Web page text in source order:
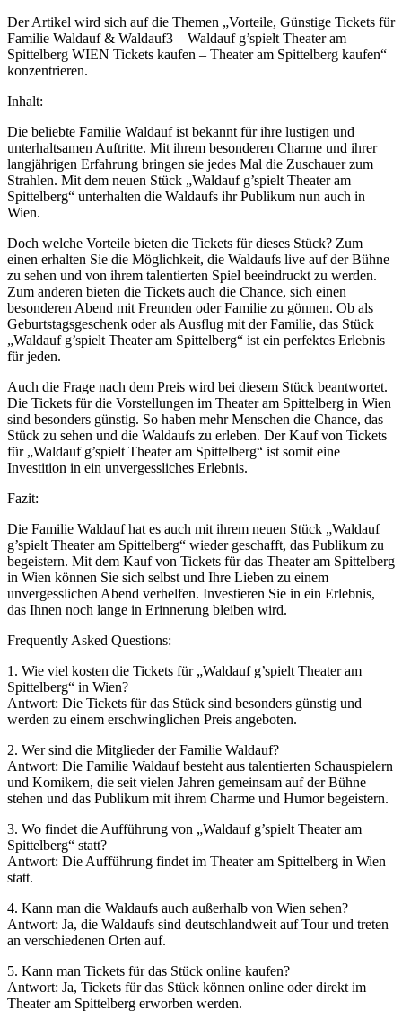
Der Artikel wird sich auf die Themen „Vorteile, Günstige Tickets für
Familie Waldauf & Waldauf3 – Waldauf g’spielt Theater am
Spittelberg WIEN Tickets kaufen – Theater am Spittelberg kaufen“
konzentrieren.
Inhalt:
Die beliebte Familie Waldauf ist bekannt für ihre lustigen und
unterhaltsamen Auftritte. Mit ihrem besonderen Charme und ihrer
langjährigen Erfahrung bringen sie jedes Mal die Zuschauer zum
Strahlen. Mit dem neuen Stück „Waldauf g’spielt Theater am
Spittelberg“ unterhalten die Waldaufs ihr Publikum nun auch in
Wien.
Doch welche Vorteile bieten die Tickets für dieses Stück? Zum
einen erhalten Sie die Möglichkeit, die Waldaufs live auf der Bühne
zu sehen und von ihrem talentierten Spiel beeindruckt zu werden.
Zum anderen bieten die Tickets auch die Chance, sich einen
besonderen Abend mit Freunden oder Familie zu gönnen. Ob als
Geburtstagsgeschenk oder als Ausflug mit der Familie, das Stück
„Waldauf g’spielt Theater am Spittelberg“ ist ein perfektes Erlebnis
für jeden.
Auch die Frage nach dem Preis wird bei diesem Stück beantwortet.
Die Tickets für die Vorstellungen im Theater am Spittelberg in Wien
sind besonders günstig. So haben mehr Menschen die Chance, das
Stück zu sehen und die Waldaufs zu erleben. Der Kauf von Tickets
für „Waldauf g’spielt Theater am Spittelberg“ ist somit eine
Investition in ein unvergessliches Erlebnis.
Fazit:
Die Familie Waldauf hat es auch mit ihrem neuen Stück „Waldauf
g’spielt Theater am Spittelberg“ wieder geschafft, das Publikum zu
begeistern. Mit dem Kauf von Tickets für das Theater am Spittelberg
in Wien können Sie sich selbst und Ihre Lieben zu einem
unvergesslichen Abend verhelfen. Investieren Sie in ein Erlebnis,
das Ihnen noch lange in Erinnerung bleiben wird.
Frequently Asked Questions:
1. Wie viel kosten die Tickets für „Waldauf g’spielt Theater am
Spittelberg“ in Wien?
Antwort: Die Tickets für das Stück sind besonders günstig und
werden zu einem erschwinglichen Preis angeboten.
2. Wer sind die Mitglieder der Familie Waldauf?
Antwort: Die Familie Waldauf besteht aus talentierten Schauspielern
und Komikern, die seit vielen Jahren gemeinsam auf der Bühne
stehen und das Publikum mit ihrem Charme und Humor begeistern.
3. Wo findet die Aufführung von „Waldauf g’spielt Theater am
Spittelberg“ statt?
Antwort: Die Aufführung findet im Theater am Spittelberg in Wien
statt.
4. Kann man die Waldaufs auch außerhalb von Wien sehen?
Antwort: Ja, die Waldaufs sind deutschlandweit auf Tour und treten
an verschiedenen Orten auf.
5. Kann man Tickets für das Stück online kaufen?
Antwort: Ja, Tickets für das Stück können online oder direkt im
Theater am Spittelberg erworben werden.